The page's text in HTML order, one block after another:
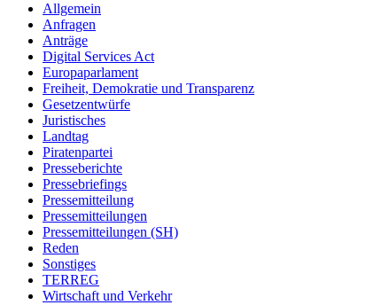
Allgemein
Anfragen
Anträge
Digital Services Act
Europaparlament
Freiheit, Demokratie und Transparenz
Gesetzentwürfe
Juristisches
Landtag
Piratenpartei
Presseberichte
Pressebriefings
Pressemitteilung
Pressemitteilungen
Pressemitteilungen (SH)
Reden
Sonstiges
TERREG
Wirtschaft und Verkehr